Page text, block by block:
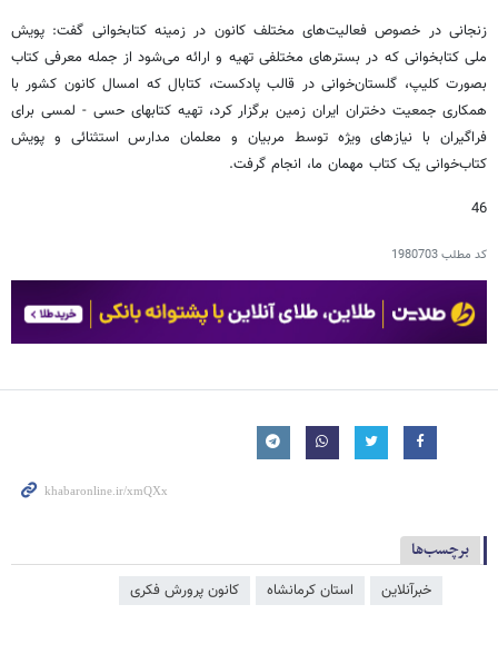
زنجانی در خصوص فعالیت‌های مختلف کانون در زمینه کتابخوانی گفت: پویش
ملی کتابخوانی که در بسترهای مختلفی تهیه و ارائه می‌شود از جمله معرفی کتاب
بصورت کلیپ، گلستان‌خوانی در قالب پادکست، کتابال که امسال کانون کشور با
همکاری جمعیت دختران ایران زمین برگزار کرد، تهیه کتابهای حسی - لمسی برای
فراگیران با نیازهای ویژه توسط مربیان و معلمان مدارس استثنائی و پویش
کتاب‌خوانی یک کتاب مهمان ما، انجام گرفت.
46
کد مطلب1980703
برچسب‌ها
خبرآنلاین استان کرمانشاه کانون پرورش فکری